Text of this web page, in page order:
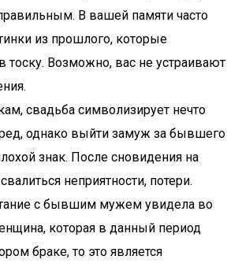
В вашей памяти часто
из прошлого, которые
тоску. Возможно, вас не устраивают
свадьба символизирует нечто
однако выйти замуж за бывшего
знак. После сновидения на
неприятности, потери.
с бывшим мужем увидела во
которая в данный период
браке, то это является